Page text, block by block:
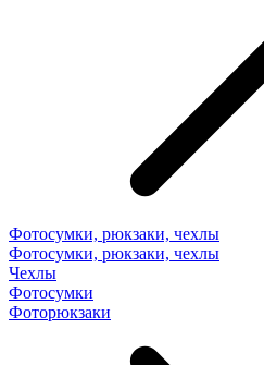
Фотосумки, рюкзаки, чехлы
Фотосумки, рюкзаки, чехлы
Чехлы
Фотосумки
Фоторюкзаки